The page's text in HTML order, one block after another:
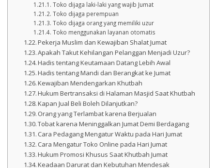
Toko dijaga laki-laki yang wajib Jumat
Toko dijaga perempuan
Toko dijaga orang yang memiliki uzur
Toko menggunakan layanan otomatis
Pekerja Muslim dan Kewajiban Shalat Jumat
Apakah Takut Kehilangan Pelanggan Menjadi Uzur?
Hadis tentang Keutamaan Datang Lebih Awal
Hadis tentang Mandi dan Berangkat ke Jumat
Kewajiban Mendengarkan Khutbah
Hukum Bertransaksi di Halaman Masjid Saat Khutbah
Kapan Jual Beli Boleh Dilanjutkan?
Orang yang Terlambat karena Berjualan
Tobat karena Meninggalkan Jumat Demi Berdagang
Cara Pedagang Mengatur Waktu pada Hari Jumat
Cara Mengatur Toko Online pada Hari Jumat
Hukum Promosi Khusus Saat Khutbah Jumat
Keadaan Darurat dan Kebutuhan Mendesak